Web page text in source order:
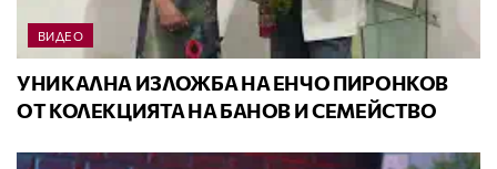
ВИДЕО
УНИКАЛНА ИЗЛОЖБА НА ЕНЧО ПИРОНКОВ
ОТ КОЛЕКЦИЯТА НА БАНОВ И СЕМЕЙСТВО